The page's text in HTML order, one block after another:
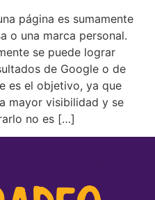
página es sumamente
o una marca personal.
se puede lograr
de Google o de
es el objetivo, ya que
mayor visibilidad y se
no es […]